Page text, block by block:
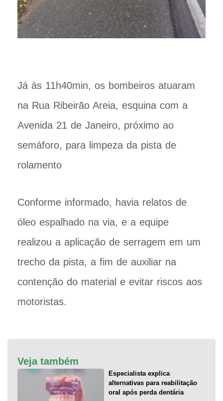
Já às 11h40min, os bombeiros atuaram
na Rua Ribeirão Areia, esquina com a
Avenida 21 de Janeiro, próximo ao
semáforo, para limpeza da pista de
rolamento
Conforme informado, havia relatos de
óleo espalhado na via, e a equipe
realizou a aplicação de serragem em um
trecho da pista, a fim de auxiliar na
contenção do material e evitar riscos aos
motoristas.
Veja também
Especialista explica
alternativas para reabilitação
oral após perda dentária